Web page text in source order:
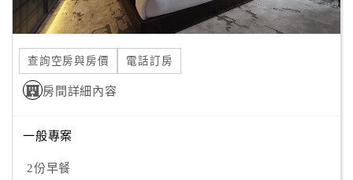
訂
單
管
理
員
查詢空房與房價 電話訂房
房間詳細內容
一般專案
2份早餐